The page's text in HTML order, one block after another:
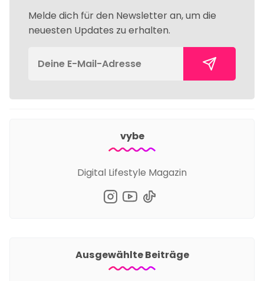
Melde dich für den Newsletter an, um die
neuesten Updates zu erhalten.
vybe
Digital Lifestyle Magazin
Ausgewählte Beiträge